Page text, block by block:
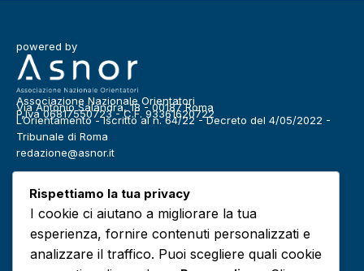
powered by
Associazione Nazionale Orientatori
Via Antonio Salandra, 18 - 00187 Roma
P.Iva 06817550723 - C.F. 93361620722
L’Orientamento - Iscritto al n. 64/22 - Decreto del 4/05/2022 -
Tribunale di Roma
redazione@asnor.it
Benessere Community
Europa Infografiche
Rispettiamo la tua privacy
I cookie ci aiutano a migliorare la tua
esperienza, fornire contenuti personalizzati e
analizzare il traffico. Puoi scegliere quali cookie